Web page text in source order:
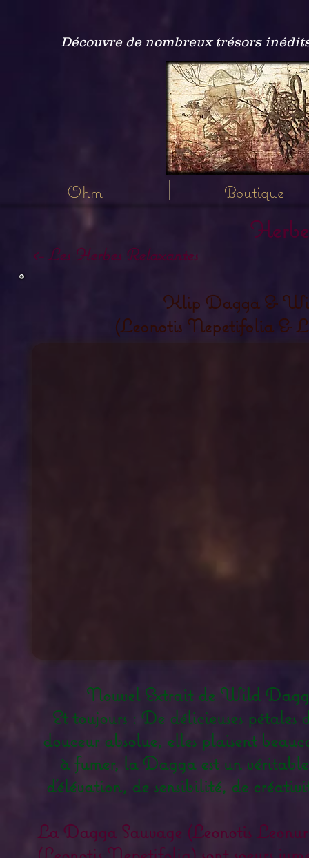
Découvre de nombreux trésors
Ohm Boutique
<- Les Herbes Relaxantes
Klip Dagga &
(Leonotis Nepetifolia &
Nouvel Extrait de Wild
Et toujours : De délicieuses
douceur absolue, elles plaisent
à fumer, la Dagga est un
d'élévation, de sensibilité, de
La Dagga Sauvage (Leonotis